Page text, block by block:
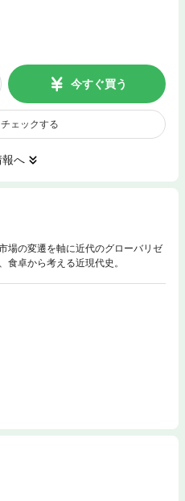
今すぐ買う
ェックする
報へ
場の変遷を軸に近代のグローバリゼ
食卓から考える近現代史。